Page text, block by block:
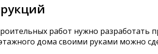
работ нужно
дома своими руками можно